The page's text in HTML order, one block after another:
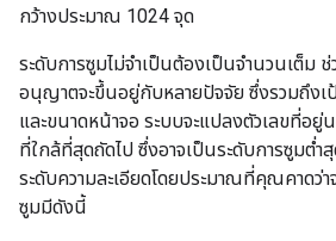
กว้างประมาณ 1024 จุด
ระดับการซูมไม่จำเป็นต้องเป็นจำนวนเต็ม
อนุญาตจะขึ้นอยู่กับหลายปัจจัย ซึ่งรวมถึงเ
และขนาดหน้าจอ ระบบจะแปลงตัวเลขที่อ
ที่ใกล้ที่สุดถัดไป ซึ่งอาจเป็นระดับการซูมต่ำ
ระดับความละเอียดโดยประมาณที่คุณคาดว่า
ซูมมีดังนี้